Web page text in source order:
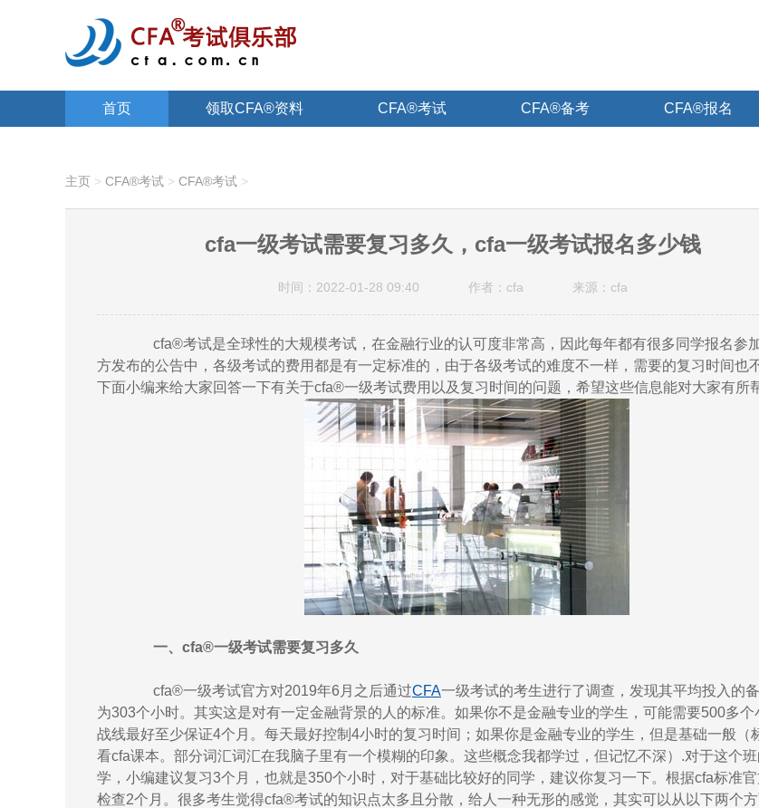
首页 领取CFA®资料 CFA®考试 CFA®备考 CFA®报名
主页 > CFA®考试 > CFA®考试 >
cfa一级考试需要复习多久，cfa一级考试报名多少钱
时间：2022-01-28 09:40 作者：cfa 来源：cfa
cfa®考试是全球性的大规模考试，在金融行业的认可度非常高，因此每年都有很多同学报名参
方发布的公告中，各级考试的费用都是有一定标准的，由于各级考试的难度不一样，需要的复习时间也
下面小编来给大家回答一下有关于cfa®一级考试费用以及复习时间的问题，希望这些信息能对大家有所
一、cfa®一级考试需要复习多久
cfa®一级考试官方对2019年6月之后通过CFA一级考试的考生进行了调查，发现其平均投入的
为303个小时。其实这是对有一定金融背景的人的标准。如果你不是金融专业的学生，可能需要500多个
战线最好至少保证4个月。每天最好控制4小时的复习时间；如果你是金融专业的学生，但是基础一般（
看cfa课本。部分词汇词汇在我脑子里有一个模糊的印象。这些概念我都学过，但记忆不深）.对于这个班
学，小编建议复习3个月，也就是350个小时，对于基础比较好的同学，建议你复习一下。根据cfa标准
检查2个月。很多考生觉得cfa®考试的知识点太多且分散，给人一种无形的感觉，其实可以从以下两个